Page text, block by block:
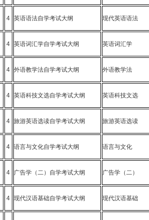
4 英语语法自学考试大纲 现代英语语法
4 英语词汇学自学考试大纲 英语词汇学
4 外语教学法自学考试大纲 外语教学法
4 英语科技文选自学考试大纲 英语科技文选
4 旅游英语选读自学考试大纲 旅游英语选读
4 语言与文化自学考试大纲 语言与文化
4 广告学（二）自学考试大纲 广告学（二）
4 现代汉语基础自学考试大纲 现代汉语基础